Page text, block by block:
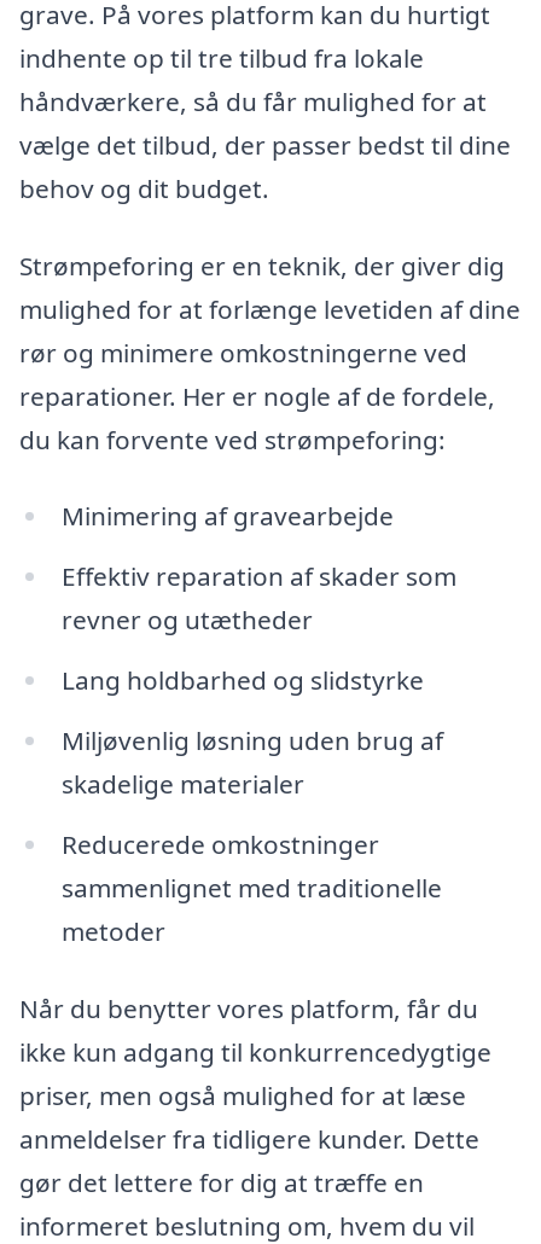
grave. På vores platform kan du hurtigt
indhente op til tre tilbud fra lokale
håndværkere, så du får mulighed for at
vælge det tilbud, der passer bedst til dine
behov og dit budget.
Strømpeforing er en teknik, der giver dig
mulighed for at forlænge levetiden af dine
rør og minimere omkostningerne ved
reparationer. Her er nogle af de fordele,
du kan forvente ved strømpeforing:
Minimering af gravearbejde
Effektiv reparation af skader som
revner og utætheder
Lang holdbarhed og slidstyrke
Miljøvenlig løsning uden brug af
skadelige materialer
Reducerede omkostninger
sammenlignet med traditionelle
metoder
Når du benytter vores platform, får du
ikke kun adgang til konkurrencedygtige
priser, men også mulighed for at læse
anmeldelser fra tidligere kunder. Dette
gør det lettere for dig at træffe en
informeret beslutning om, hvem du vil